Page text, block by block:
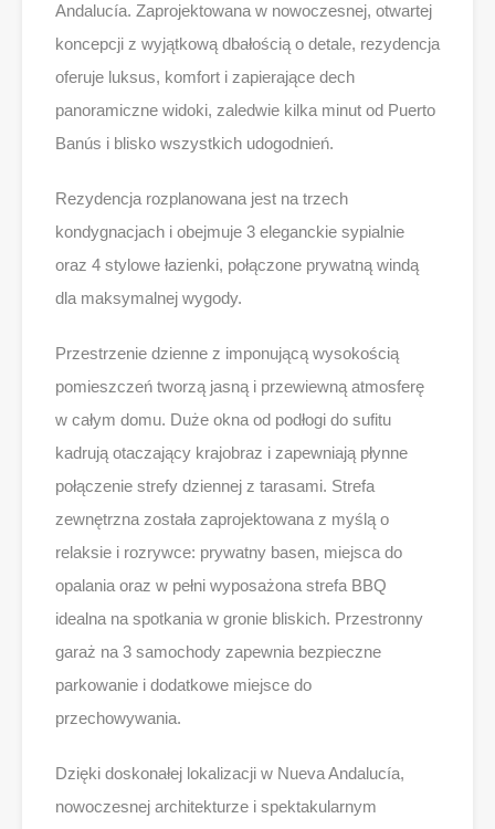
Andalucía. Zaprojektowana w nowoczesnej, otwartej
koncepcji z wyjątkową dbałością o detale, rezydencja
oferuje luksus, komfort i zapierające dech
panoramiczne widoki, zaledwie kilka minut od Puerto
Banús i blisko wszystkich udogodnień.
Rezydencja rozplanowana jest na trzech
kondygnacjach i obejmuje 3 eleganckie sypialnie
oraz 4 stylowe łazienki, połączone prywatną windą
dla maksymalnej wygody.
Przestrzenie dzienne z imponującą wysokością
pomieszczeń tworzą jasną i przewiewną atmosferę
w całym domu. Duże okna od podłogi do sufitu
kadrują otaczający krajobraz i zapewniają płynne
połączenie strefy dziennej z tarasami. Strefa
zewnętrzna została zaprojektowana z myślą o
relaksie i rozrywce: prywatny basen, miejsca do
opalania oraz w pełni wyposażona strefa BBQ
idealna na spotkania w gronie bliskich. Przestronny
garaż na 3 samochody zapewnia bezpieczne
parkowanie i dodatkowe miejsce do
przechowywania.
Dzięki doskonałej lokalizacji w Nueva Andalucía,
nowoczesnej architekturze i spektakularnym